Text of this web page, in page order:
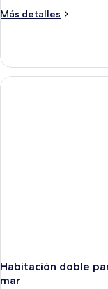
al
Más detalles
Más
doble
superior,
vista
Habitación doble
mar